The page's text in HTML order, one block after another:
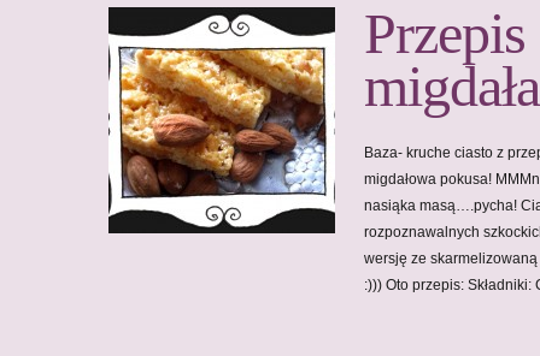
Baza- kruche ciasto z
migdałowa pokusa!
nasiąka masą….pycha!
rozpoznawalnych
wersję ze skarmelizowaną
:))) Oto przepis: